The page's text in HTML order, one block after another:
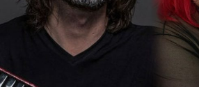
de San Lorenzo”.
Sus grafitis también están en Perú,
En tanto que, en Posadas, dejó
artistas los murales que se
placeres de la mesa, el erotismo y
otra cultura se convierten en
La novela entrelaza historia y
mirada sensorial y singular sobre
mundo europeo y el universo